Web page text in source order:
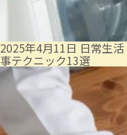
2025年4月11日 日常生活
事テクニック13選